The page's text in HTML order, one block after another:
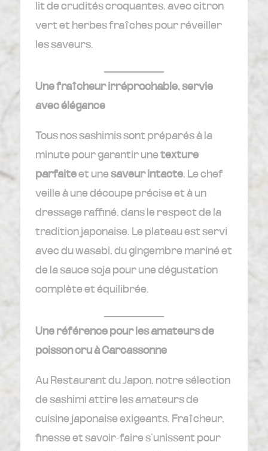
lit de crudités croquantes, avec citron
vert et herbes fraîches pour réveiller
les saveurs.
Une fraîcheur irréprochable, servie
avec élégance
Tous nos sashimis sont préparés à la
minute pour garantir une texture
parfaiteet une saveur intacte. Le chef
veille à une découpe précise et à un
dressage raffiné, dans le respect de la
tradition japonaise. Le plateau est servi
avec du wasabi, du gingembre mariné et
de la sauce soja pour une dégustation
complète et équilibrée.
Une référence pour les amateurs de
poisson cru à Carcassonne
Au Restaurant du Japon, notre sélection
de sashimi attire les amateurs de
cuisine japonaise exigeants. Fraîcheur,
finesse et savoir-faire s’unissent pour